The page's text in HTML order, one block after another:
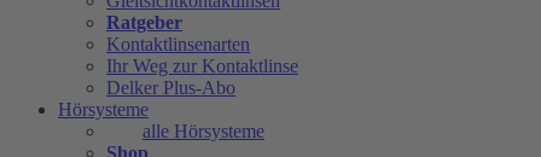
Ratgeber
Kontaktlinsenarten
Ihr Weg zur Kontaktlinse
Delker Plus-Abo
Hörsysteme
alle Hörsysteme
Shop